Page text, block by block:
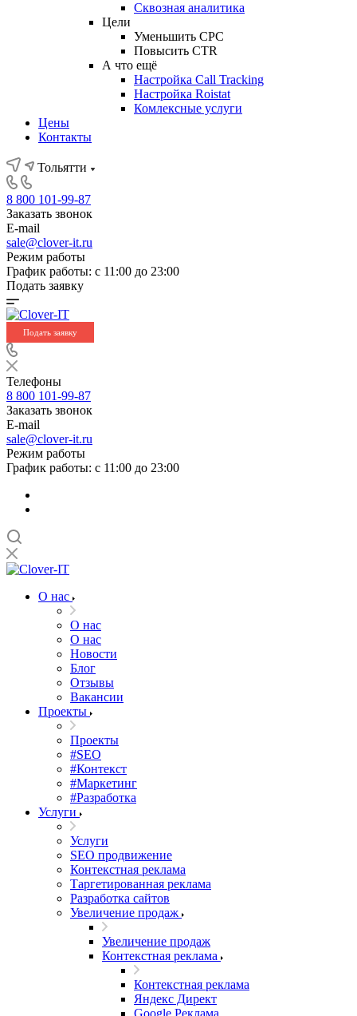
Сквозная аналитика
Цели
Уменьшить CPC
Повысить CTR
А что ещё
Настройка Call Tracking
Настройка Roistat
Комлексные услуги
Цены
Контакты
Тольятти
8 800 101-99-87
Заказать звонок
E-mail
sale@clover-it.ru
Режим работы
График работы: с 11:00 до 23:00
Подать заявку
Подать заявку
Телефоны
8 800 101-99-87
Заказать звонок
E-mail
sale@clover-it.ru
Режим работы
График работы: с 11:00 до 23:00
О нас
О нас
О нас
Новости
Блог
Отзывы
Вакансии
Проекты
Проекты
#SEO
#Контекст
#Маркетинг
#Разработка
Услуги
Услуги
SEO продвижение
Контекстная реклама
Таргетированная реклама
Разработка сайтов
Увеличение продаж
Увеличение продаж
Контекстная реклама
Контекстная реклама
Яндекс Директ
Google Реклама